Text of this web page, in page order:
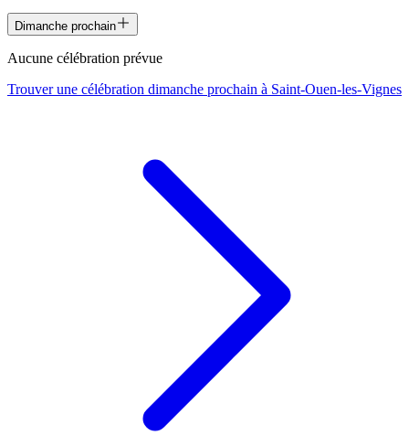
Dimanche prochain
Aucune célébration prévue
Trouver une célébration dimanche prochain à Saint-Ouen-les-Vignes